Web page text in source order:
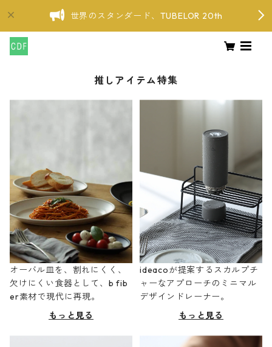
世界のスタンダード、TUBELOR 20th
推しアイテム特集
オーバル皿を、割れにくく、
欠けにくい食器として、b fib
er素材で現代に再現。
もっと見る
ideacoが提案するスカルプチ
ャーなアプローチのミニマル
デザインドレーナー。
もっと見る